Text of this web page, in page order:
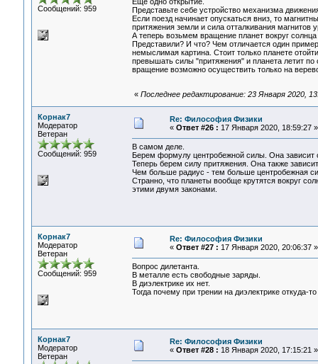
Сообщений: 959
Представьте себе устройство механизма
Если поезд начинает опускаться вниз, то
притяжения земли и сила отталкивания магнитов
А теперь возьмем вращение планет вокруг солнца
Представили? И что? Чем отличается один
немыслимая картина. Стоит только планете
превышать силы "притяжения" и планета летит по
вращение возможно осуществить только на
« Последнее редактирование: 23 Января 2020,
Корнак7
Модератор
Ветеран
Сообщений: 959
Re: Философия Физики
« Ответ #26 : 17 Января 2020, 18:59:27 »
В самом деле.
Берем формулу центробежной силы. Она зависит
Теперь берем силу притяжения. Она также
Чем больше радиус - тем больше центробежная
Странно, что планеты вообще крутятся вокруг
этими двумя законами.
Корнак7
Модератор
Ветеран
Сообщений: 959
Re: Философия Физики
« Ответ #27 : 17 Января 2020, 20:06:37 »
Вопрос дилетанта.
В металле есть свободные заряды.
В диэлектрике их нет.
Тогда почему при трении на диэлектрике откуда-
Корнак7
Модератор
Ветеран
Re: Философия Физики
« Ответ #28 : 18 Января 2020, 17:15:21 »